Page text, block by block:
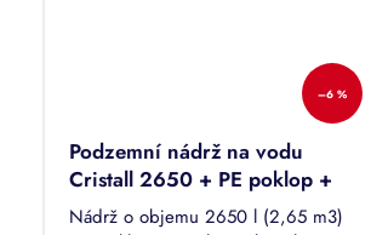
–6 %
Podzemní nádrž na vodu
Cristall 2650 + PE poklop +
šachta
Nádrž o objemu 2650 l (2,65 m3)